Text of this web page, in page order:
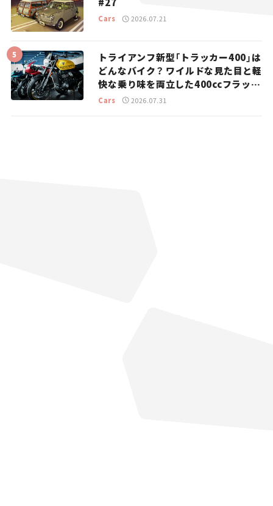
Cars 2026.07.21
トライアンフ新型「トラッカー400」は
どんなバイク？ ワイルドな見た目と軽
快な乗り味を両立した400ccフラット
トラッカー【試乗レビュー】
Cars 2026.07.31